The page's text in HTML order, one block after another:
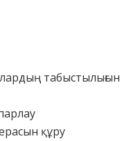
табыстылығын
құру